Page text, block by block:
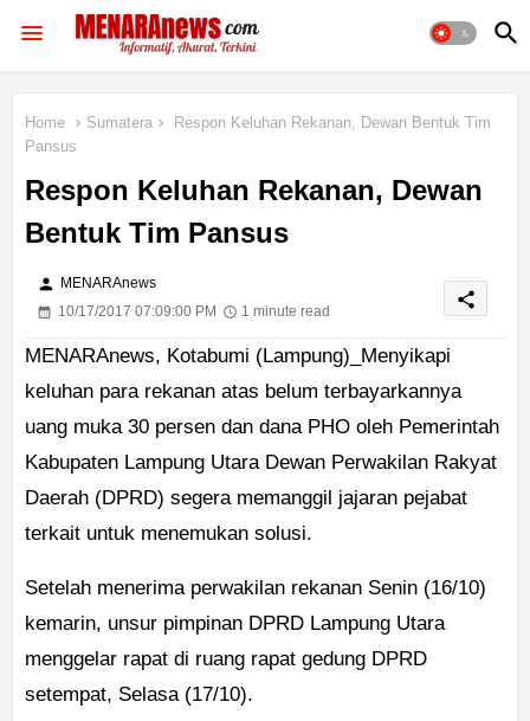
Home Sumatera
Respon Keluhan Rekanan, Dewan Bentuk Tim
Pansus
Respon Keluhan Rekanan, Dewan
Bentuk Tim Pansus
person MENARAnews
10/17/2017 07:09:00 PM
1 minute read
share
MENARAnews, Kotabumi (Lampung)_Menyikapi
keluhan para rekanan atas belum terbayarkannya
uang muka 30 persen dan dana PHO oleh Pemerintah
Kabupaten Lampung Utara Dewan Perwakilan Rakyat
Daerah (DPRD) segera memanggil jajaran pejabat
terkait untuk menemukan solusi.
Setelah menerima perwakilan rekanan Senin (16/10)
kemarin, unsur pimpinan DPRD Lampung Utara
menggelar rapat di ruang rapat gedung DPRD
setempat, Selasa (17/10).